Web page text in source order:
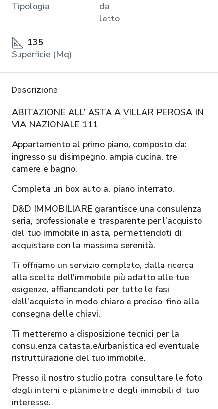
Tipologia
da
letto
135
Superficie (Mq)
Descrizione
ABITAZIONE ALL’ ASTA A VILLAR PEROSA IN
VIA NAZIONALE 111
Appartamento al primo piano, composto da:
ingresso su disimpegno, ampia cucina, tre
camere e bagno.
Completa un box auto al piano interrato.
D&D IMMOBILIARE garantisce una consulenza
seria, professionale e trasparente per l’acquisto
del tuo immobile in asta, permettendoti di
acquistare con la massima serenità.
Ti offriamo un servizio completo, dalla ricerca
alla scelta dell’immobile più adatto alle tue
esigenze, affiancandoti per tutte le fasi
dell’acquisto in modo chiaro e preciso, fino alla
consegna delle chiavi.
Ti metteremo a disposizione tecnici per la
consulenza catastale/urbanistica ed eventuale
ristrutturazione del tuo immobile.
Presso il nostro studio potrai consultare le foto
degli interni e planimetrie degli immobili di tuo
interesse.